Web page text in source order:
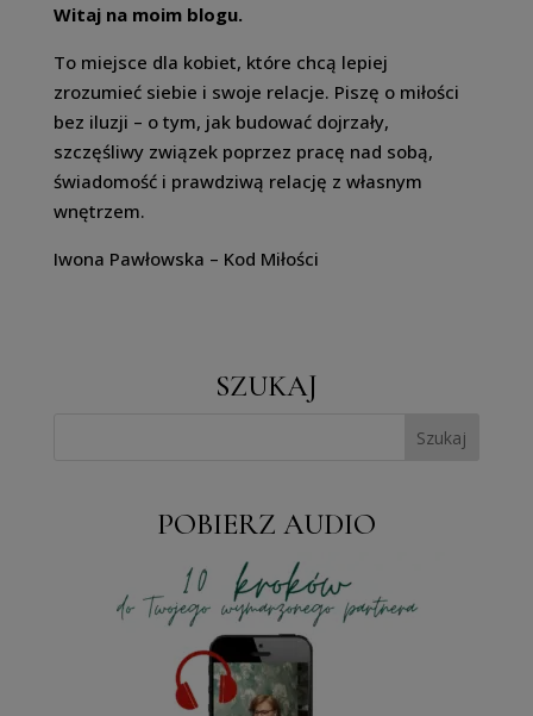
Witaj na moim blogu.
To miejsce dla kobiet, które chcą lepiej
zrozumieć siebie i swoje relacje. Piszę o miłości
bez iluzji – o tym, jak budować dojrzały,
szczęśliwy związek poprzez pracę nad sobą,
świadomość i prawdziwą relację z własnym
wnętrzem.
Iwona Pawłowska – Kod Miłości
SZUKAJ
POBIERZ AUDIO